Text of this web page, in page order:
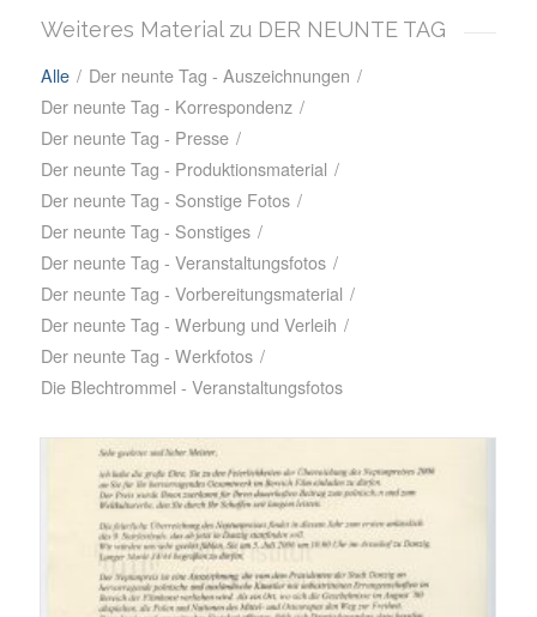
Weiteres Material zu DER NEUNTE TAG
Alle / Der neunte Tag - Auszeichnungen /
Der neunte Tag - Korrespondenz /
Der neunte Tag - Presse /
Der neunte Tag - Produktionsmaterial /
Der neunte Tag - Sonstige Fotos /
Der neunte Tag - Sonstiges /
Der neunte Tag - Veranstaltungsfotos /
Der neunte Tag - Vorbereitungsmaterial /
Der neunte Tag - Werbung und Verleih /
Der neunte Tag - Werkfotos /
Die Blechtrommel - Veranstaltungsfotos